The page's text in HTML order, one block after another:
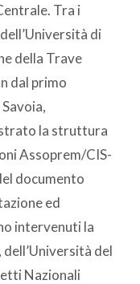
Tra i
di
della Trave
dal primo
la struttura
Assoprem/CIS-
documento
ed
intervenuti la
del
Nazionali